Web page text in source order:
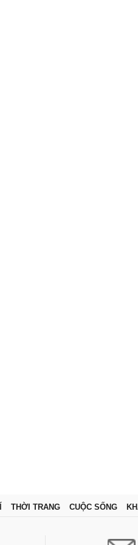
THỜI TRANG CUỘC SỐNG